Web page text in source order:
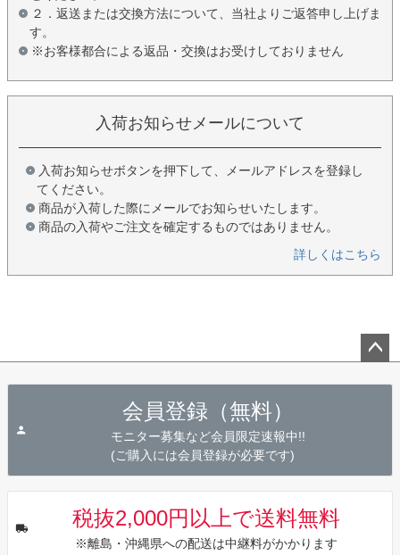
２．返送または交換方法について、当社よりご返答申し上げま
す。
※お客様都合による返品・交換はお受けしておりません
入荷お知らせメールについて
入荷お知らせボタンを押下して、メールアドレスを登録し
てください。
商品が入荷した際にメールでお知らせいたします。
商品の入荷やご注文を確定するものではありません。
詳しくはこちら
会員登録（無料）
モニター募集など会員限定速報中!!
(ご購入には会員登録が必要です)
税抜2,000円以上で送料無料
※離島・沖縄県への配送は中継料がかかります